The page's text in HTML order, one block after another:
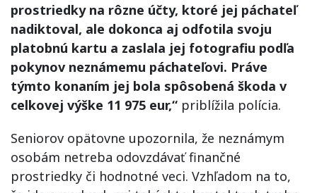
prostriedky na rôzne účty, ktoré jej páchateľ
nadiktoval, ale dokonca aj odfotila svoju
platobnú kartu a zaslala jej fotografiu podľa
pokynov neznámemu páchateľovi. Práve
týmto konaním jej bola spôsobená škoda v
celkovej výške 11 975 eur,“ priblížila polícia.
Seniorov opätovne upozornila, že neznámym
osobám netreba odovzdávať finančné
prostriedky či hodnotné veci. Vzhľadom na to,